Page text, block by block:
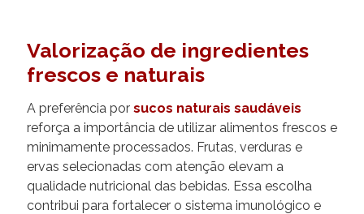
Valorização de ingredientes
frescos e naturais
A preferência por sucos naturais saudáveis
reforça a importância de utilizar alimentos frescos e
minimamente processados. Frutas, verduras e
ervas selecionadas com atenção elevam a
qualidade nutricional das bebidas. Essa escolha
contribui para fortalecer o sistema imunológico e